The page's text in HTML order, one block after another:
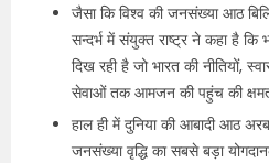
जैसा कि विश्व की जनसंख्या आठ
सन्दर्भ में संयुक्त राष्ट्र ने कहा है कि
दिख रही है जो भारत की नीतियों,
सेवाओं तक आमजन की पहुंच की
हाल ही में दुनिया की आबादी आठ
जनसंख्या वृद्धि का सबसे बड़ा